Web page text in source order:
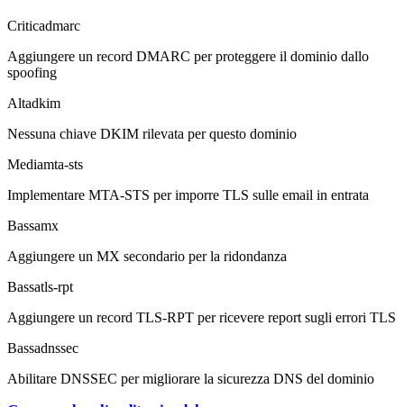
Criticadmarc
Aggiungere un record DMARC per proteggere il dominio dallo
spoofing
Altadkim
Nessuna chiave DKIM rilevata per questo dominio
Mediamta-sts
Implementare MTA-STS per imporre TLS sulle email in entrata
Bassamx
Aggiungere un MX secondario per la ridondanza
Bassatls-rpt
Aggiungere un record TLS-RPT per ricevere report sugli errori TLS
Bassadnssec
Abilitare DNSSEC per migliorare la sicurezza DNS del dominio